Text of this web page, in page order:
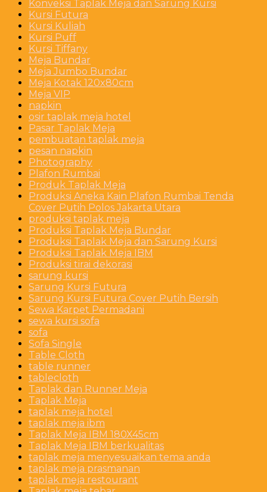
Konveksi Taplak Meja dan Sarung Kursi
Kursi Futura
Kursi Kuliah
Kursi Puff
Kursi Tiffany
Meja Bundar
Meja Jumbo Bundar
Meja Kotak 120x80cm
Meja VIP
napkin
osir taplak meja hotel
Pasar Taplak Meja
pembuatan taplak meja
pesan napkin
Photography
Plafon Rumbai
Produk Taplak Meja
Produksi Aneka Kain Plafon Rumbai Tenda
Cover Putih Polos Jakarta Utara
produksi taplak meja
Produksi Taplak Meja Bundar
Produksi Taplak Meja dan Sarung Kursi
Produksi Taplak Meja IBM
Produksi tirai dekorasi
sarung kursi
Sarung Kursi Futura
Sarung Kursi Futura Cover Putih Bersih
Sewa Karpet Permadani
sewa kursi sofa
sofa
Sofa Single
Table Cloth
table runner
tablecloth
Taplak dan Runner Meja
Taplak Meja
taplak meja hotel
taplak meja ibm
Taplak Meja IBM 180X45cm
Taplak Meja IBM berkualitas
taplak meja menyesuaikan tema anda
taplak meja prasmanan
taplak meja restourant